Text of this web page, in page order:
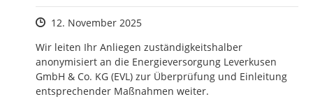
Zeitpunkt des Erstellens
12. November 2025
Wir leiten Ihr Anliegen zuständigkeitshalber
anonymisiert an die Energieversorgung Leverkusen
GmbH & Co. KG (EVL) zur Überprüfung und Einleitung
entsprechender Maßnahmen weiter.